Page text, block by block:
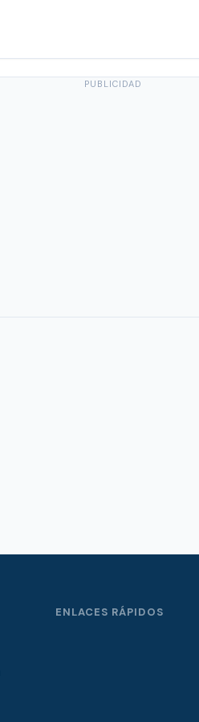
PUBLICIDAD
ENLACES RÁPIDOS